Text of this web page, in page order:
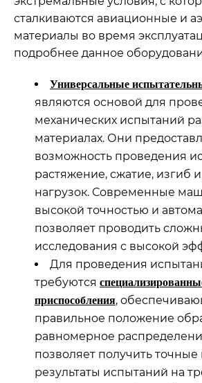
сталкиваются авиационные и
материалы во время
подробнее данное
Универсальные
являются основой для
механических испытаний
материалах. Они
возможность проведения
растяжение, сжатие, изгиб
нагрузок. Современные
высокой точностью и
позволяет проводить
исследования с высокой
Для проведения
требуются
приспособления,
правильное положение
равномерное
позволяет получить
результаты испытаний на